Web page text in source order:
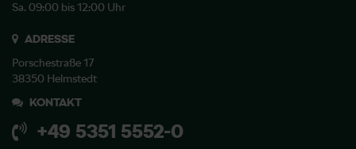
Sa. 09:00 bis 12:00 Uhr
ADRESSE
Porschestraße 17
38350 Helmstedt
KONTAKT
+49 5351 5552-0